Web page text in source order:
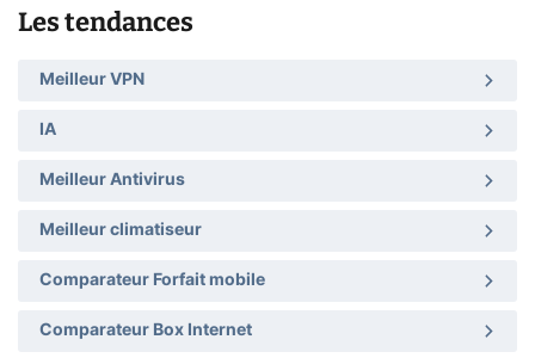
Les tendances
Meilleur VPN
IA
Meilleur Antivirus
Meilleur climatiseur
Comparateur Forfait mobile
Comparateur Box Internet